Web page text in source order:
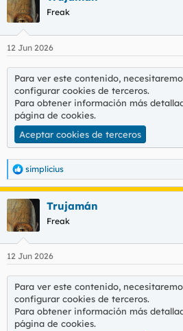
Freak
12 Jun 2026
Para ver este contenido,
configurar cookies de terceros.
Para obtener información más
página de cookies.
Aceptar cookies de terceros
R
e
a
c
c
i
e
simplicius
Trujamán
Freak
12 Jun 2026
Para ver este contenido,
configurar cookies de terceros.
Para obtener información más
página de cookies.